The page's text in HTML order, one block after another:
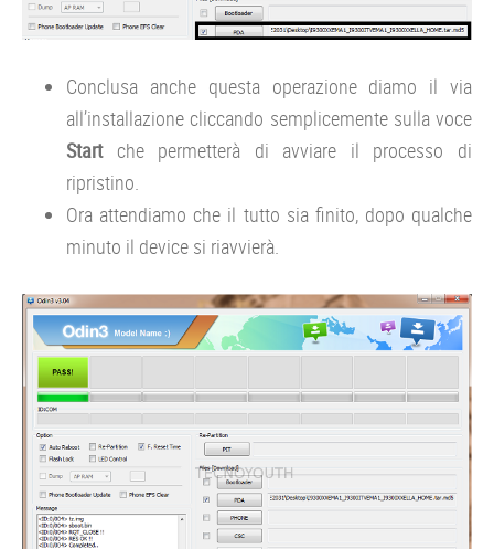
Conclusa anche questa operazione diamo il via
all’installazione cliccando semplicemente sulla voce
Startche permetterà di avviare il processo di
ripristino.
Ora attendiamo che il tutto sia finito, dopo qualche
minuto il device si riavvierà.